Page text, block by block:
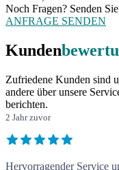
Noch Fragen? Senden
ANFRAGE SENDEN
Kunden
Zufriedene Kunden sind
andere über unsere
berichten.
2 Jahr zuvor
Hervorragender Service